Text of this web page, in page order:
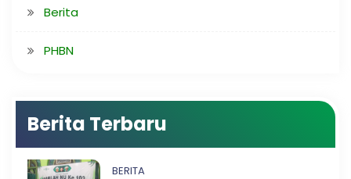
Berita
PHBN
Berita Terbaru
BERITA